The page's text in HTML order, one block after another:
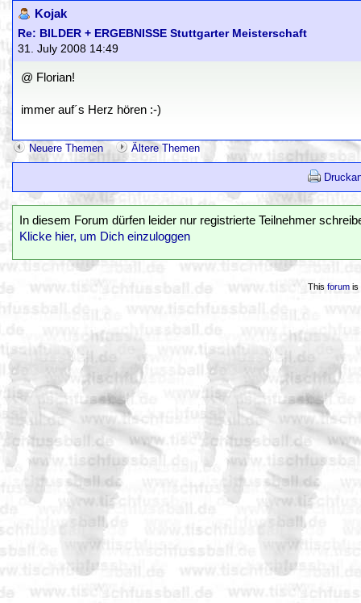
Kojak
Re: BILDER + ERGEBNISSE Stuttgarter Meisterschaft
31. July 2008 14:49
@ Florian!
immer auf´s Herz hören :-)
Neuere Themen Ältere Themen
In diesem Forum dürfen leider nur registrierte Teilnehmer
Klicke hier, um Dich einzuloggen
This forumis